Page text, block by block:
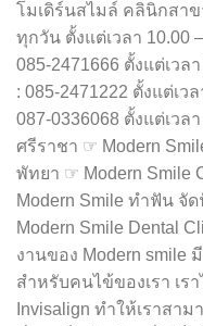
โมเดิร์นสไมล์ คลินิกสา
ทุกวัน ตั้งแต่เวลา 10.00
085-2471666 ตั้งแต่เวล
: 085-2471222 ตั้งแต่เว
087-0336068 ตั้งแต่เวล
ศรีราชา ☞ Modern
พัทยา ☞ Modern Smile
Modern Smile ทำฟัน จั
Modern Smile Dental
งานของ Modern smile
สำหรับคนไข้ของเรา เร
Invisalign ทำให้เราสา